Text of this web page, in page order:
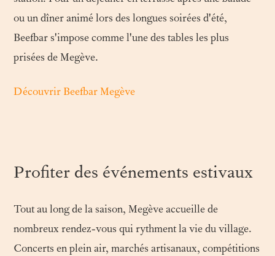
ou un dîner animé lors des longues soirées d'été,
Beefbar s'impose comme l'une des tables les plus
prisées de Megève.
Découvrir Beefbar Megève
Profiter des événements estivaux
Tout au long de la saison, Megève accueille de
nombreux rendez-vous qui rythment la vie du village.
Concerts en plein air, marchés artisanaux, compétitions